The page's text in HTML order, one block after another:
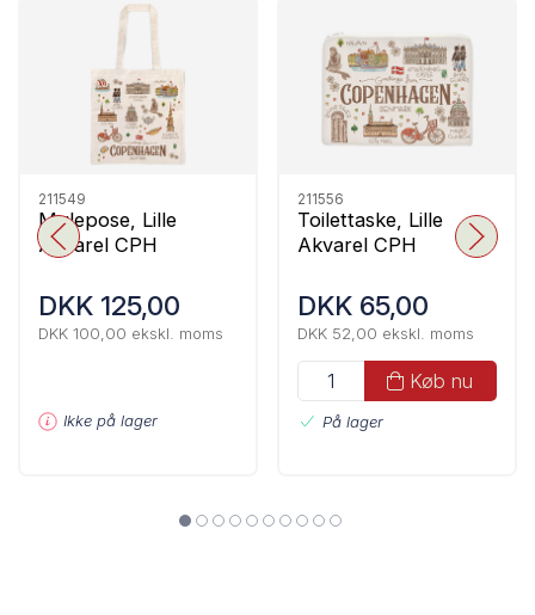
211549
Mulepose, Lille
Akvarel CPH
DKK 125,00
DKK 100,00 ekskl. moms
Ikke på lager
211556
Toilettaske, Lille
Akvarel CPH
DKK 65,00
DKK 52,00 ekskl. moms
Køb nu
På lager